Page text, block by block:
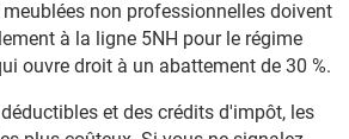
non professionnelles doivent
à la ligne 5NH pour le régime
ouvre droit à un abattement de 30 %.
et des crédits d'impôt, les